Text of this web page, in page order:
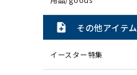
note_add その他アイテム
イースター特集